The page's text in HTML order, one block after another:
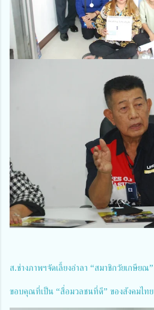
ส.ช่างภาพฯจัดเลี้ยงอำลา “สมาชิกวัยเกษียณ”
ขอบคุณที่เป็น “สื่อมวลชนที่ดี” ของสังคมไทย